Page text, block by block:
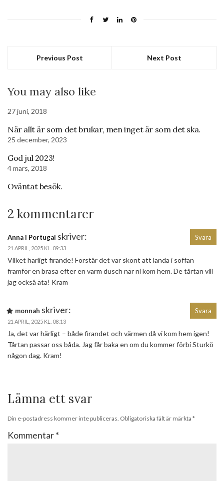
Previous Post Next Post
You may also like
27 juni, 2018
När allt är som det brukar, men inget är som det ska.
25 december, 2023
God jul 2023!
4 mars, 2018
Oväntat besök.
2 kommentarer
Anna i Portugal skriver:
21 APRIL, 2025 KL. 09:33
Vilket härligt firande! Förstår det var skönt att landa i soffan
framför en brasa efter en varm dusch när ni kom hem. De tårtan vill
jag också äta! Kram
Svara
monnah skriver:
21 APRIL, 2025 KL. 08:13
Ja, det var härligt – både firandet och värmen då vi kom hem igen!
Tårtan passar oss båda. Jag får baka en om du kommer förbi Sturkö
någon dag. Kram!
Svara
Lämna ett svar
Din e-postadress kommer inte publiceras. Obligatoriska fält är märkta *
Kommentar*